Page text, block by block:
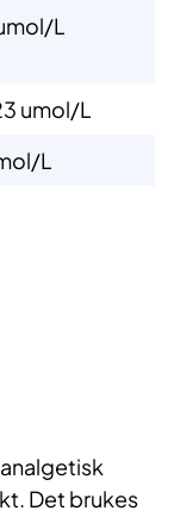
L
umol/L
L
Det brukes